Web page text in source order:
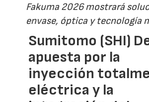
Fakuma 2026 mostrará
envase, óptica y tecnología
Sumitomo (SHI)
apuesta por la
inyección
eléctrica y la